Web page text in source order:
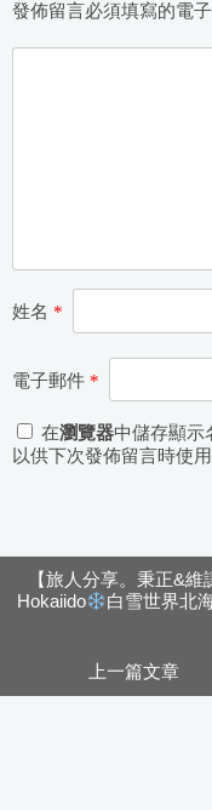
發佈留言必須填寫的電
姓名 *
電子郵件 *
在瀏覽器中儲存顯示
以供下次發佈留言時使用
【旅人分享。秉正&維
Hokaiido
白雪世界北
上一篇文章